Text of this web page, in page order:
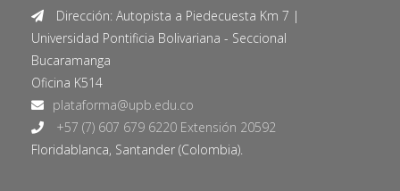
Dirección: Autopista a Piedecuesta Km 7 |
Universidad Pontificia Bolivariana - Seccional
Bucaramanga
Oficina K514
+57 (7) 607 679 6220 Extensión 20592
Floridablanca, Santander (Colombia).